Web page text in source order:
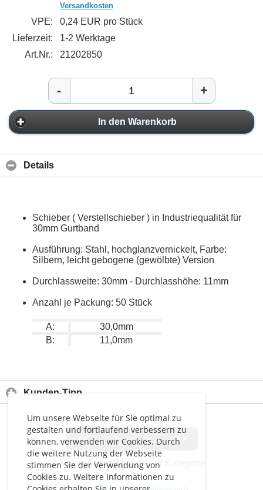
Um unsere Webseite für Sie optimal zu
gestalten und fortlaufend verbessern zu
können, verwenden wir Cookies. Durch
die weitere Nutzung der Webseite
stimmen Sie der Verwendung von
Cookies zu. Weitere Informationen zu
Versandkosten
VPE:
0,24 EUR pro Stück
Lieferzeit:
1-2 Werktage
Art.Nr.:
21202850
- +
In den Warenkorb
Details
Schieber ( Verstellschieber ) in Industriequalität für
30mm Gurtband
Ausführung: Stahl, hochglanzvernickelt, Farbe:
Silbern, leicht gebogene (gewölbte) Version
Durchlassweite: 30mm - Durchlasshöhe: 11mm
Anzahl je Packung: 50 Stück
A:
30,0mm
B:
11,0mm
Kunden-Tipp
<< < > >>
Artikel4 von 23in dieser Kategorie